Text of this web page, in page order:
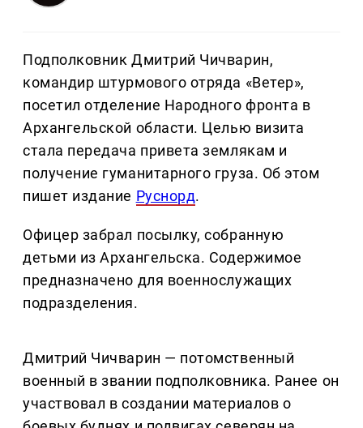
Подполковник Дмитрий Чичварин,
командир штурмового отряда «Ветер»,
посетил отделение Народного фронта в
Архангельской области. Целью визита
стала передача привета землякам и
получение гуманитарного груза. Об этом
пишет издание Руснорд.
Офицер забрал посылку, собранную
детьми из Архангельска. Содержимое
предназначено для военнослужащих
подразделения.
Дмитрий Чичварин — потомственный
военный в звании подполковника. Ранее он
участвовал в создании материалов о